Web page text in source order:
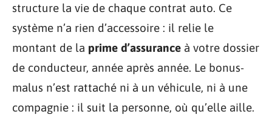
structure la vie de chaque contrat auto. Ce
système n’a rien d’accessoire : il relie le
montant de la prime d’assurance à votre dossier
de conducteur, année après année. Le bonus-
malus n’est rattaché ni à un véhicule, ni à une
compagnie : il suit la personne, où qu’elle aille.